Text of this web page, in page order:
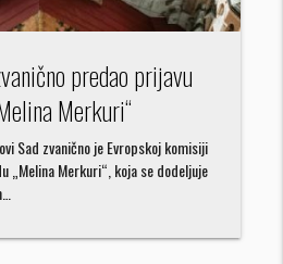
predao prijavu
Merkuri“
Sad zvanično je Evropskoj komisiji
„Melina Merkuri“, koja se dodeljuje